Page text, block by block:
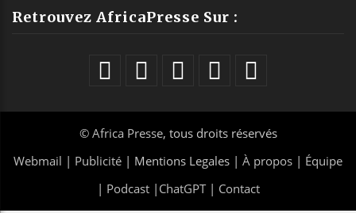
Retrouvez AfricaPresse Sur :
© Africa Presse, tous droits réservés
Webmail | Publicité | Mentions Legales | À propos | Équipe
| Podcast| ChatGPT| Contact